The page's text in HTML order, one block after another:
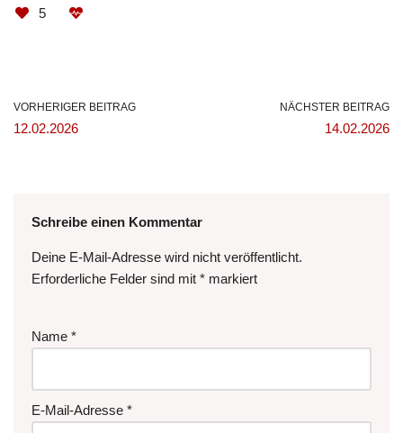
5
VORHERIGER BEITRAG
12.02.2026
NÄCHSTER BEITRAG
14.02.2026
Schreibe einen Kommentar
Deine E-Mail-Adresse wird nicht veröffentlicht.
Erforderliche Felder sind mit * markiert
Name *
E-Mail-Adresse *